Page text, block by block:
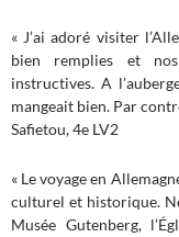
« J’ai adoré visiter
bien remplies et
instructives. A
mangeait bien. Par
Safietou, 4e LV2
« Le voyage en
culturel et historique.
Musée Gutenberg,